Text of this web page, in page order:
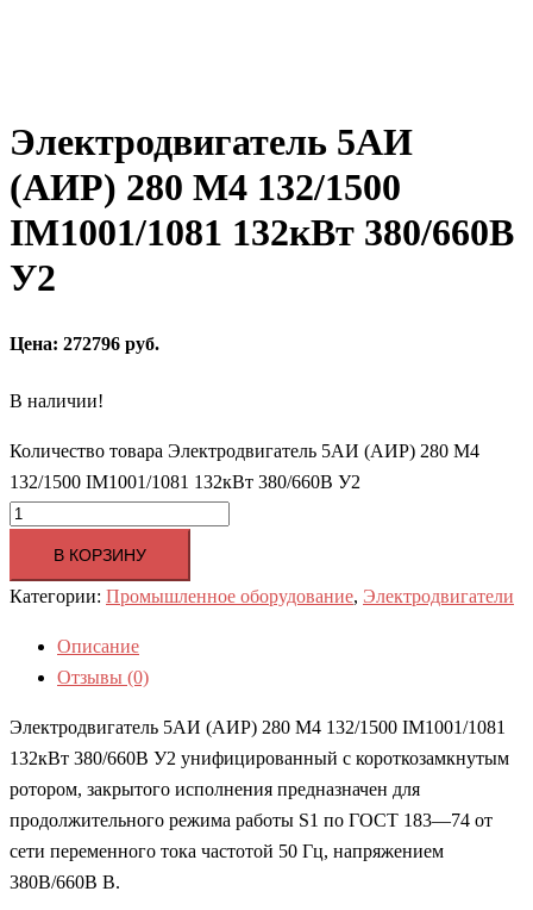
Электродвигатель 5АИ
(АИР) 280 M4 132/1500
IM1001/1081 132кВт 380/660В
У2
Цена: 272796 руб.
В наличии!
Количество товара Электродвигатель 5АИ (АИР) 280 M4
132/1500 IM1001/1081 132кВт 380/660В У2
В КОРЗИНУ
Категории: Промышленное оборудование, Электродвигатели
Описание
Отзывы (0)
Электродвигатель 5АИ (АИР) 280 M4 132/1500 IM1001/1081
132кВт 380/660В У2 унифицированный с короткозамкнутым
ротором, закрытого исполнения предназначен для
продолжительного режима работы S1 по ГОСТ 183—74 от
сети переменного тока частотой 50 Гц, напряжением
380В/660В В.